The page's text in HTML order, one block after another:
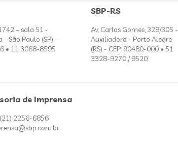
– sala 51 -
São Paulo (SP) -
• 11 3068-8595
SBP-RS
Av. Carlos Gomes, 328/305 -
Auxiliadora - Porto Alegre
(RS) - CEP: 90480-000 • 51
3328-9270 / 9520
de Imprensa
(21) 2256-6856